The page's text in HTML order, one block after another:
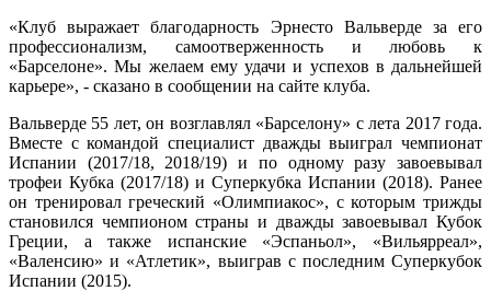
«Клуб выражает благодарность Эрнесто Вальверде за его
профессионализм, самоотверженность и любовь к
«Барселоне». Мы желаем ему удачи и успехов в дальнейшей
карьере», - сказано в сообщении на сайте клуба.
Вальверде 55 лет, он возглавлял «Барселону» с лета 2017 года.
Вместе с командой специалист дважды выиграл чемпионат
Испании (2017/18, 2018/19) и по одному разу завоевывал
трофеи Кубка (2017/18) и Суперкубка Испании (2018). Ранее
он тренировал греческий «Олимпиакос», с которым трижды
становился чемпионом страны и дважды завоевывал Кубок
Греции, а также испанские «Эспаньол», «Вильярреал»,
«Валенсию» и «Атлетик», выиграв с последним Суперкубок
Испании (2015).